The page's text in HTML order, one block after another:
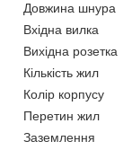
Довжина шнура
Вхідна вилка
Вихідна розетка
Кількість жил
Колір корпусу
Перетин жил
Заземлення